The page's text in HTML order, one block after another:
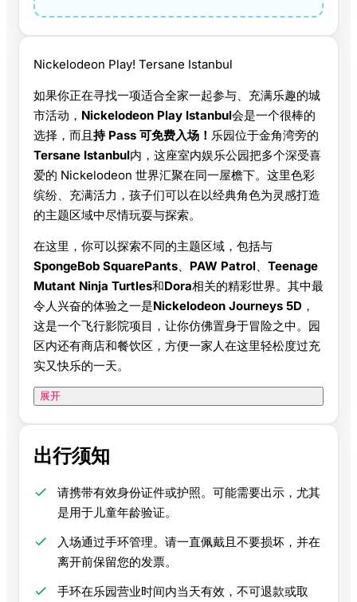
Nickelodeon Play! Tersane Istanbul
如果你正在寻找一项适合全家一起参与、充满乐趣的城
市活动， Nickelodeon Play Istanbul会是一个很棒的
选择，而且持 Pass 可免费入场！ 乐园位于金角湾旁的
Tersane Istanbul内，这座室内娱乐公园把多个深受喜
爱的 Nickelodeon 世界汇聚在同一屋檐下。这里色彩
缤纷、充满活力，孩子们可以在以经典角色为灵感打造
的主题区域中尽情玩耍与探索。
在这里，你可以探索不同的主题区域，包括与
SpongeBob SquarePants、 PAW Patrol、 Teenage
Mutant Ninja Turtles和Dora相关的精彩世界。其中最
令人兴奋的体验之一是Nickelodeon Journeys 5D ，
这是一个飞行影院项目，让你仿佛置身于冒险之中。园
区内还有商店和餐饮区，方便一家人在这里轻松度过充
实又快乐的一天。
展开
出行须知
请携带有效身份证件或护照。可能需要出示，尤其
是用于儿童年龄验证。
入场通过手环管理。请一直佩戴且不要损坏，并在
离开前保留您的发票。
手环在乐园营业时间内当天有效，不可退款或取